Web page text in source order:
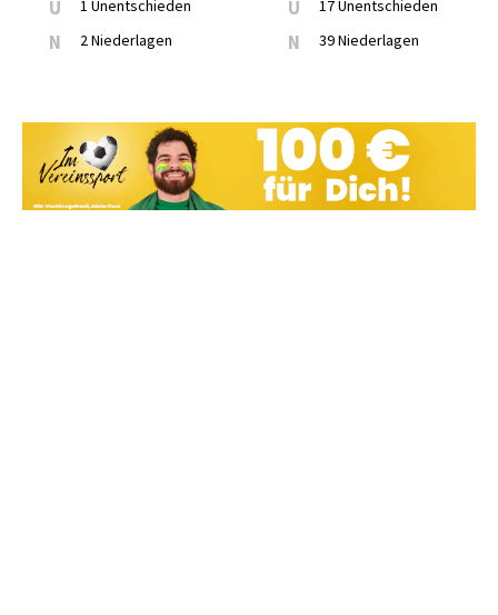
U 1 Unentschieden
N 2 Niederlagen
U 17 Unentschieden
N 39 Niederlagen